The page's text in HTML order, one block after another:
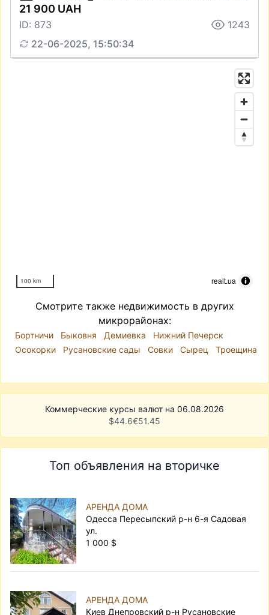
21 900 UAH
ID: 873
1243
22-06-2025, 15:50:34
100 km realt.ua
Смотрите также недвижимость в других
микрорайонах:
Бортничи Быковня Демиевка
Нижний Печерск
Осокорки
Русановские сады Совки Сырец Троещина
Коммерческие курсы валют на 06.08.2026
$44.6€51.45
Топ объявления на вторичке
АРЕНДА ДОМА
Одесса Пересыпский р-н 6-я Садовая
ул.
1 000 $
АРЕНДА ДОМА
Киев Днепровский р-н Русановские